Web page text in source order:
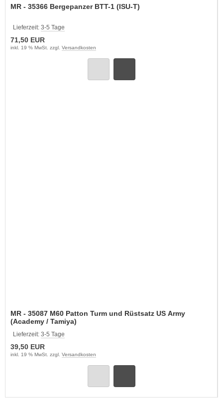
MR - 35366 Bergepanzer BTT-1 (ISU-T)
Lieferzeit: 3-5 Tage
71,50 EUR
inkl. 19 % MwSt. zzgl. Versandkosten
MR - 35087 M60 Patton Turm und Rüstsatz US Army
(Academy / Tamiya)
Lieferzeit: 3-5 Tage
39,50 EUR
inkl. 19 % MwSt. zzgl. Versandkosten